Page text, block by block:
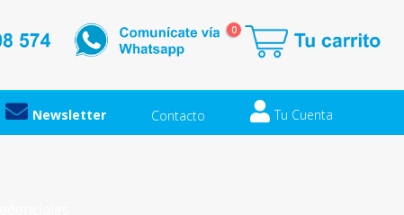
0
Newsletter Contacto Tu Cuenta